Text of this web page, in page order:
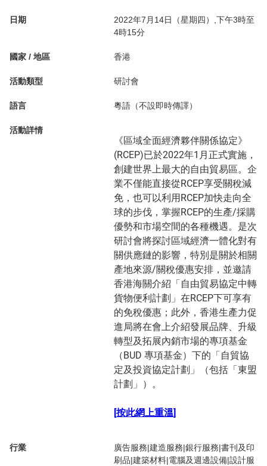
日期
2022年7月14日（星期四）,下午3時至
4時15分
國家 / 地區 香港
活動類型 研討會
語言 粵語（不設即時傳譯）
活動詳情
《區域全面經濟夥伴關係協定》
(RCEP)已於2022年1月正式實施，
創建世界上最大的自由貿易區。企
業不僅能直接從RCEP享受關稅減
免，也可以利用RCEP加快走向全
球的步伐，掌握RCEP的生產/採購
優勢和市場空間的各種機遇。是次
研討會將探討區域經濟一體化對有
關供應鏈的影響，特別是關於相關
產地來源/關稅優惠安排，並邀請
香港海關介紹「自由貿易協定中轉
貨物便利計劃」在RCEP下可享有
的免稅優惠；此外，香港生產力促
進局將在會上介紹發展品牌、升級
轉型及拓展內銷市場的專項基金
（BUD 專項基金）下的「自貿協
定及投資協定計劃」（包括「東盟
計劃」）。
[按此網上重溫]
行業
廣告服務|建造服務|銀行服務|書刊及印
刷品|建築材料|電腦及週邊設備|設計服